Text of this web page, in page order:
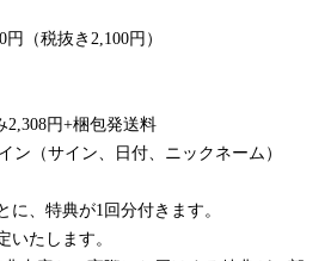
円（税抜き2,100円）
2,308円+梱包発送料
ン（サイン、日付、ニックネーム）
、特典が1回分付きます。
たします。